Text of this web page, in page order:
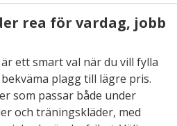
rea för vardag, jobb
ett smart val när du vill fylla
plagg till lägre pris.
som passar både under
och träningskläder, med